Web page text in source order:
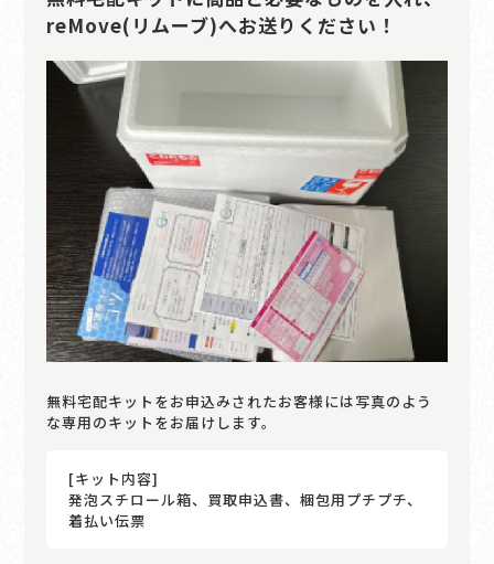
reMove(リムーブ)へお送りください！
無料宅配キットをお申込みされたお客様には写真のよう
な専用のキットをお届けします。
[キット内容]
発泡スチロール箱、買取申込書、梱包用プチプチ、
着払い伝票